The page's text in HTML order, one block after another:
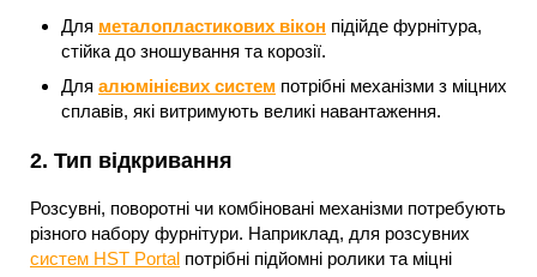
Для металопластикових вікон підійде фурнітура,
стійка до зношування та корозії.
Для алюмінієвих систем потрібні механізми з міцних
сплавів, які витримують великі навантаження.
2. Тип відкривання
Розсувні, поворотні чи комбіновані механізми потребують
різного набору фурнітури. Наприклад, для розсувних
систем HST Portal потрібні підйомні ролики та міцні